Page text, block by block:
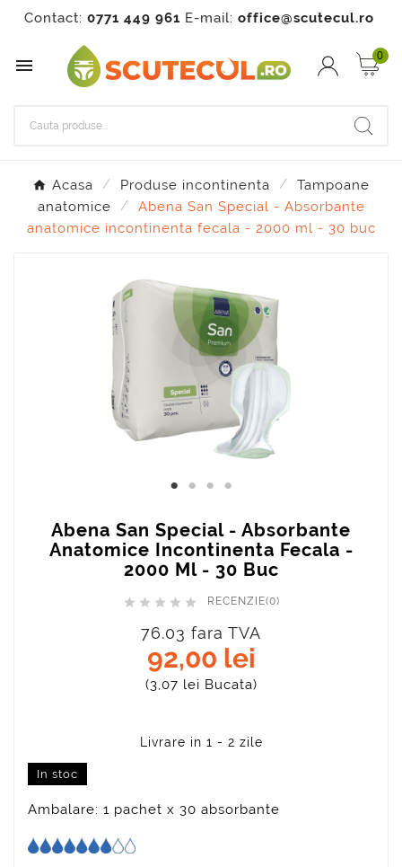
Contact: 0771 449 961 E-mail: office@scutecul.ro
 0
Acasa Produse incontinenta
Tampoane
anatomice
Abena San Special - Absorbante
anatomice incontinenta fecala - 2000 ml - 30 buc
Abena San Special - Absorbante
Anatomice Incontinenta Fecala -
2000 Ml - 30 Buc
     RECENZIE(0)
76.03 fara TVA
92,00 lei
(3,07 lei Bucata)
In stoc
Ambalare: 1 pachet x 30 absorbante